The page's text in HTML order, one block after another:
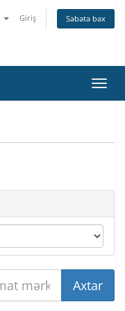
Giriş Səbətə bax
keçid